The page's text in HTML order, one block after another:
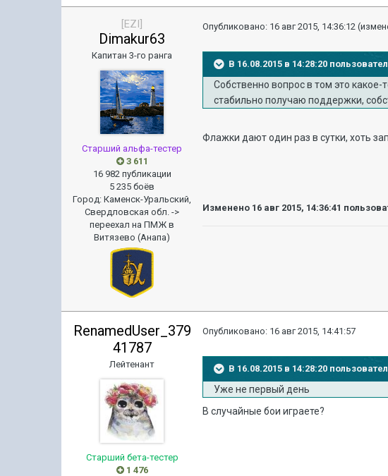
[EZI]
Dimakur63
Капитан 3-го ранга
Старший альфа-тестер
3 611
16 982 публикации
5 235 боёв
Город:Каменск-Уральский,
Свердловская обл. ->
переехал на ПМЖ в
Витязево (Анапа)
Опубликовано: 16 авг 2015, 14:36:12
В 16.08.2015 в 14:28:20
Собственно вопрос в том это
стабильно получаю поддержки,
Флажки дают один раз в сутки, хоть
Изменено 16 авг 2015, 14:36:41
RenamedUser_379
41787
Лейтенант
Старший бета-тестер
1 476
Опубликовано: 16 авг 2015, 14:41:57
В 16.08.2015 в 14:28:20
Уже не первый день
В случайные бои играете?